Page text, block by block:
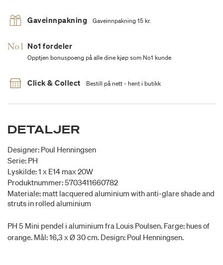
Gaveinnpakning Gaveinnpakning 15 kr.
No1 fordeler
Opptjen bonuspoeng på alle dine kjøp som No1 kunde
Click & Collect Bestill på nett - hent i butikk
DETALJER
Designer: Poul Henningsen
Serie: PH
Lyskilde: 1 x E14 max 20W
Produktnummer: 5703411660782
Materiale: matt lacquered aluminium with anti-glare shade and
struts in rolled aluminium
PH 5 Mini pendel i aluminium fra Louis Poulsen. Farge: hues of
orange. Mål: 16,3 x Ø 30 cm. Design: Poul Henningsen.